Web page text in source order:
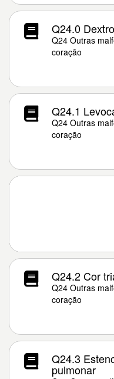
Q24.0
Q24 Outras
coração
Q24.1
Q24 Outras
coração
Q24.2 Cor
Q24 Outras
coração
Q24.3
pulmonar